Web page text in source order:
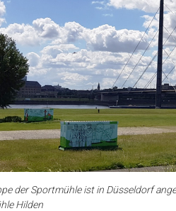
der Sportmühle ist in Düsseldorf
Hilden